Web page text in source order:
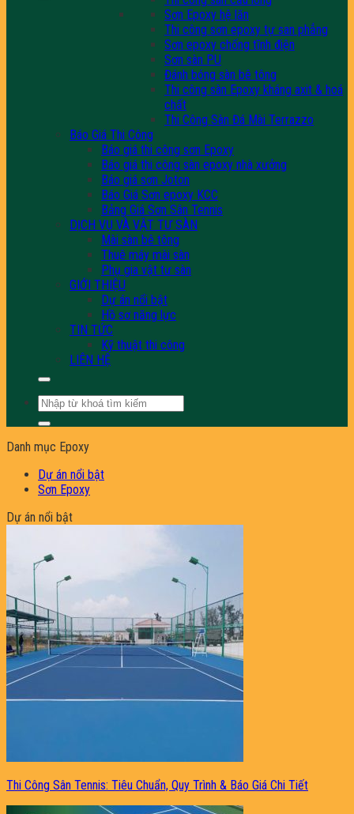
Sơn Epoxy hệ lăn
Thi công sơn epoxy tự san phẳng
Sơn epoxy chống tĩnh điện
Sơn sàn PU
Đánh bóng sàn bê tông
Thi công sàn Epoxy kháng axit & hoá
chất
Thi Công Sàn Đá Mài Terrazzo
Báo Giá Thi Công
Báo giá thi công sơn Epoxy
Báo giá thi công sàn epoxy nhà xưởng
Báo giá sơn Joton
Báo Giá Sơn epoxy KCC
Bảng Giá Sơn Sân Tennis
DỊCH VỤ VÀ VẬT TƯ SÀN
Mài sàn bê tông
Thuê máy mài sàn
Phụ gia vật tư sàn
GIỚI THIỆU
Dự án nổi bật
Hồ sơ năng lực
TIN TỨC
Kỹ thuật thi công
LIÊN HỆ
Tìm
kiếm:
Danh mục Epoxy
Dự án nổi bật
Sơn Epoxy
Dự án nổi bật
Thi Công Sân Tennis: Tiêu Chuẩn, Quy Trình & Báo Giá Chi Tiết